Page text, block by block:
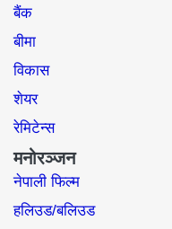
बैंक
बीमा
विकास
शेयर
रेमिटेन्स
मनोरञ्जन
नेपाली फिल्म
हलिउड/बलिउड